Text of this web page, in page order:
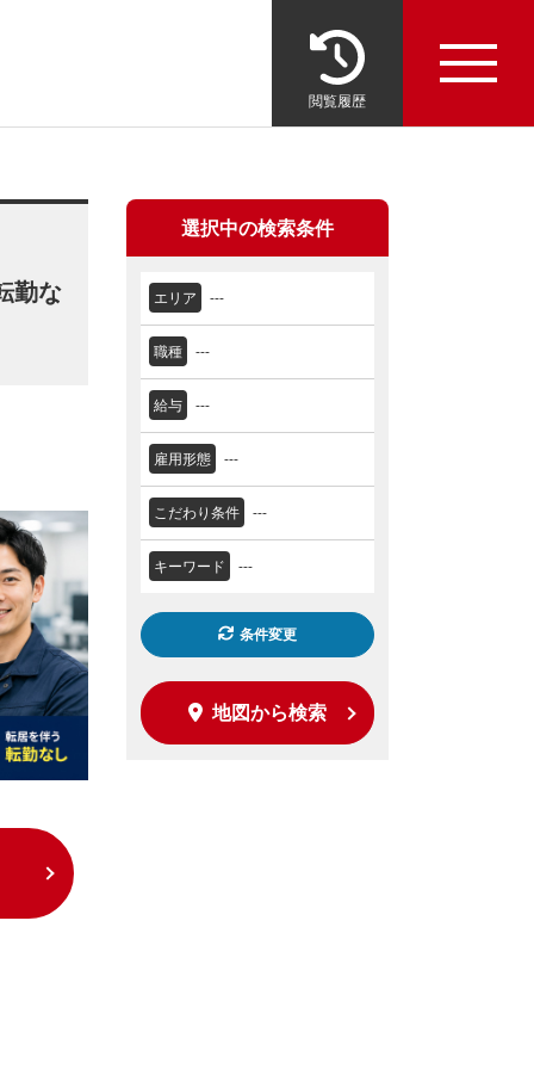
閲覧履歴
選択中の検索条件
エリア ---
職種 ---
給与 ---
雇用形態 ---
こだわり条件 ---
キーワード ---
条件変更
地図から検索
勤な